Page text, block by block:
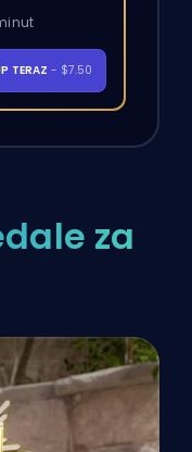
TERAZ - $7.50
za